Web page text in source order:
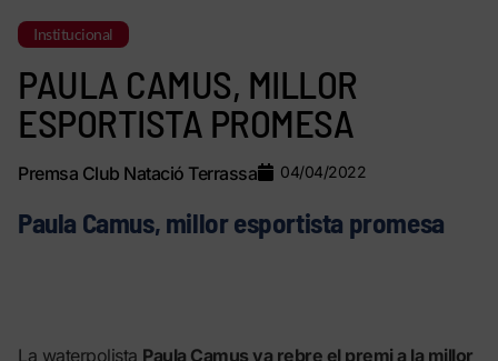
Institucional
PAULA CAMUS, MILLOR
ESPORTISTA PROMESA
Premsa Club Natació Terrassa 04/04/2022
Paula Camus, millor esportista promesa
La waterpolista Paula Camus va rebre el premi a la millor